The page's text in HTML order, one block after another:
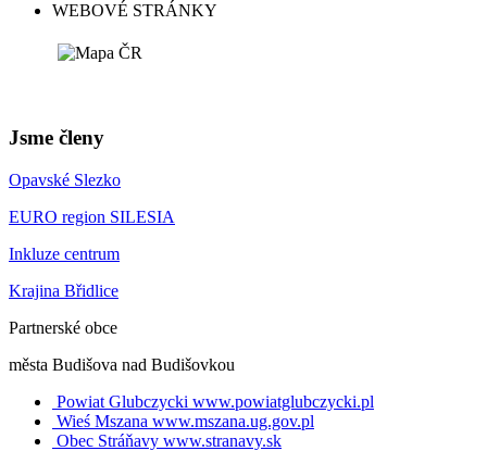
WEBOVÉ STRÁNKY
Jsme členy
Opavské Slezko
EURO region SILESIA
Inkluze centrum
Krajina Břidlice
Partnerské obce
města Budišova nad Budišovkou
Powiat Glubczycki www.powiatglubczycki.pl
Wieś Mszana www.mszana.ug.gov.pl
Obec Stráňavy www.stranavy.sk